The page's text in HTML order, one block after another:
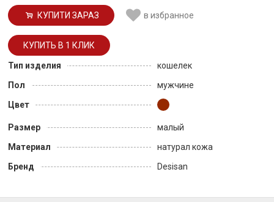
КУПИТИ ЗАРАЗ в избранное
Тип изделия
кошелек
Пол
мужчине
Цвет
Размер
малый
Материал
натурал кожа
Бренд
Desisan